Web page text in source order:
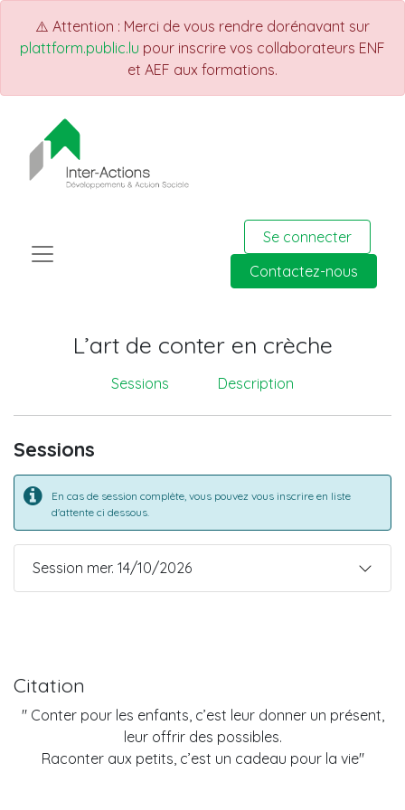
⚠️ Attention : Merci de vous rendre dorénavant sur
plattform.public.lu pour inscrire vos collaborateurs ENF
et AEF aux formations.
Se connecter
Contactez-nous
L’art de conter en crèche
Sessions Description
Sessions
En cas de session complète, vous pouvez vous inscrire en liste
d'attente ci dessous.
Session mer. 14/10/2026
Citation
" Conter pour les enfants, c’est leur donner un présent,
leur offrir des possibles.
Raconter aux petits, c’est un cadeau pour la vie"